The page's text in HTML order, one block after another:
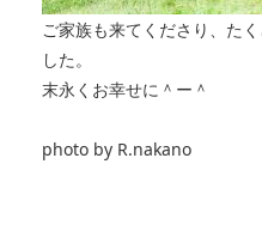
ご家族も来てくださり、た
した。
末永くお幸せに＾ー＾
photo by R.nakano